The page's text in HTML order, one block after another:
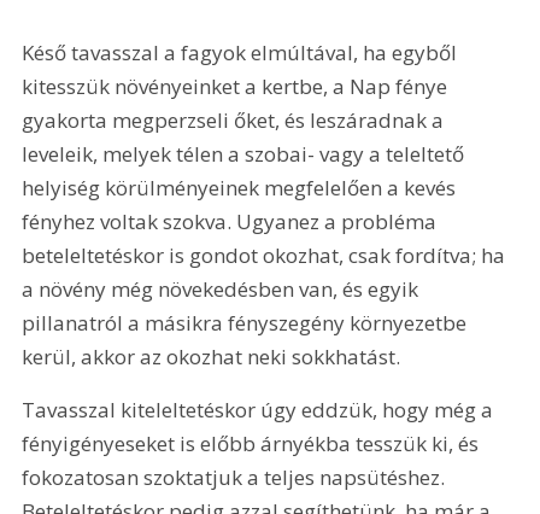
Késő tavasszal a fagyok elmúltával, ha egyből
kitesszük növényeinket a kertbe, a Nap fénye
gyakorta megperzseli őket, és leszáradnak a
leveleik, melyek télen a szobai- vagy a teleltető
helyiség körülményeinek megfelelően a kevés
fényhez voltak szokva. Ugyanez a probléma
beteleltetéskor is gondot okozhat, csak fordítva; ha
a növény még növekedésben van, és egyik
pillanatról a másikra fényszegény környezetbe
kerül, akkor az okozhat neki sokkhatást.
Tavasszal kiteleltetéskor úgy eddzük, hogy még a
fényigényeseket is előbb árnyékba tesszük ki, és
fokozatosan szoktatjuk a teljes napsütéshez.